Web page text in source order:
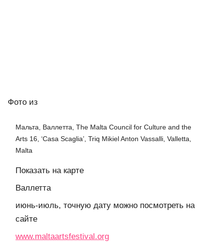
Фото из
Мальта, Валлетта, The Malta Council for Culture and the
Arts 16, ‘Casa Scaglia’, Triq Mikiel Anton Vassalli, Valletta,
Malta
Показать на карте
Валлетта
июнь-июль, точную дату можно посмотреть на
сайте
www.maltaartsfestival.org